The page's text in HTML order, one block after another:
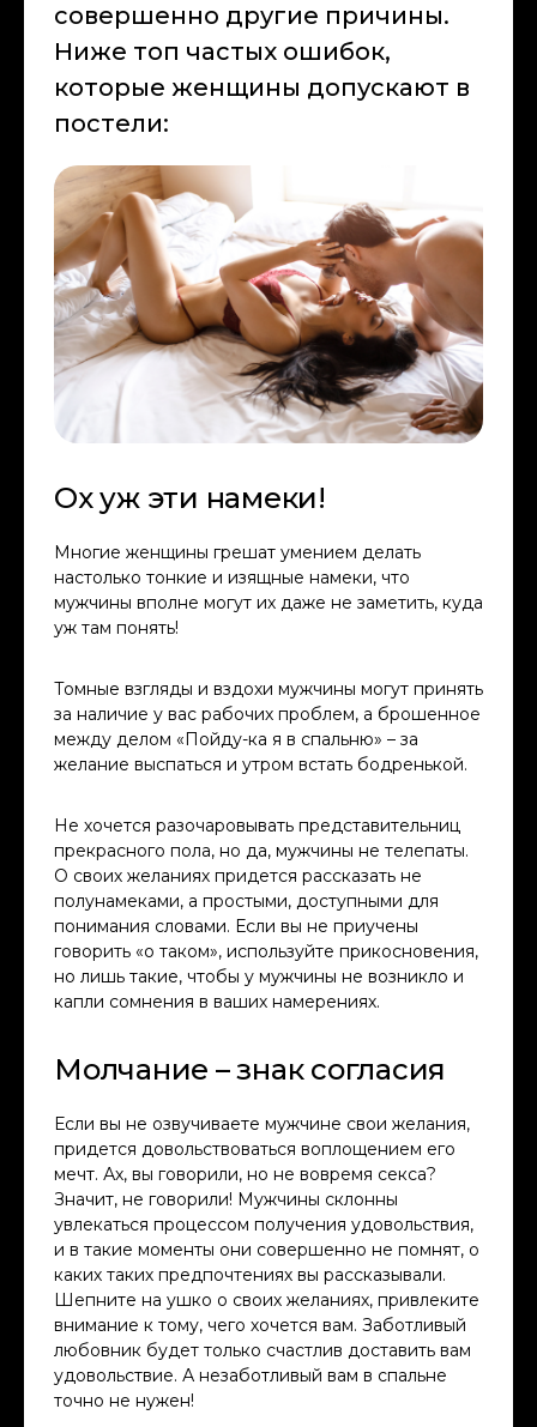
совершенно другие причины.
Ниже топ частых ошибок,
которые женщины допускают в
постели:
Ох уж эти намеки!
Многие женщины грешат умением делать
настолько тонкие и изящные намеки, что
мужчины вполне могут их даже не заметить, куда
уж там понять!
Томные взгляды и вздохи мужчины могут принять
за наличие у вас рабочих проблем, а брошенное
между делом «Пойду-ка я в спальню» – за
желание выспаться и утром встать бодренькой.
Не хочется разочаровывать представительниц
прекрасного пола, но да, мужчины не телепаты.
О своих желаниях придется рассказать не
полунамеками, а простыми, доступными для
понимания словами. Если вы не приучены
говорить «о таком», используйте прикосновения,
но лишь такие, чтобы у мужчины не возникло и
капли сомнения в ваших намерениях.
Молчание – знак согласия
Если вы не озвучиваете мужчине свои желания,
придется довольствоваться воплощением его
мечт. Ах, вы говорили, но не вовремя секса?
Значит, не говорили! Мужчины склонны
увлекаться процессом получения удовольствия,
и в такие моменты они совершенно не помнят, о
каких таких предпочтениях вы рассказывали.
Шепните на ушко о своих желаниях, привлеките
внимание к тому, чего хочется вам. Заботливый
любовник будет только счастлив доставить вам
удовольствие. А незаботливый вам в спальне
точно не нужен!